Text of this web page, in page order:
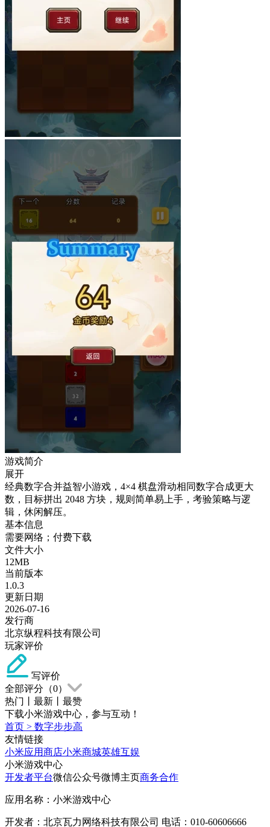
游戏简介
展开
经典数字合并益智小游戏，4×4 棋盘滑动相同数字合成更大
数，目标拼出 2048 方块，规则简单易上手，考验策略与逻
辑，休闲解压。
基本信息
需要网络；付费下载
文件大小
12MB
当前版本
1.0.3
更新日期
2026-07-16
发行商
北京纵程科技有限公司
玩家评价
写评价
全部评分（0）
热门
最新
最赞
下载小米游戏中心，参与互动！
首页 > 数字步步高
友情链接
小米应用商店小米商城英雄互娱
小米游戏中心
开发者平台微信公众号微博主页商务合作
应用名称：小米游戏中心
开发者：北京瓦力网络科技有限公司 电话：010-60606666